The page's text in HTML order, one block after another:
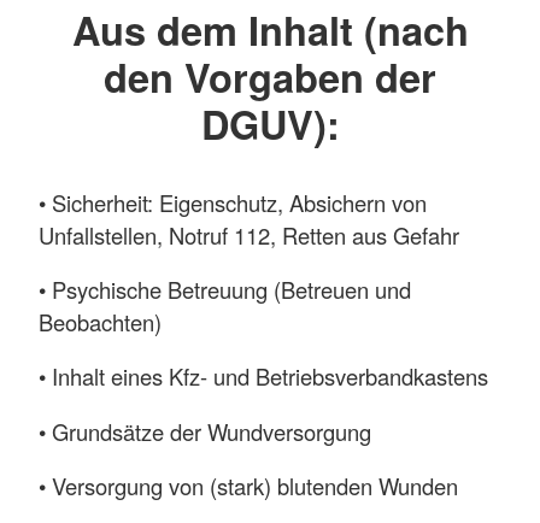
Aus dem Inhalt (nach
den Vorgaben der
DGUV):
• Sicherheit: Eigenschutz, Absichern von
Unfallstellen, Notruf 112, Retten aus Gefahr
• Psychische Betreuung (Betreuen und
Beobachten)
• Inhalt eines Kfz- und Betriebsverbandkastens
• Grundsätze der Wundversorgung
• Versorgung von (stark) blutenden Wunden